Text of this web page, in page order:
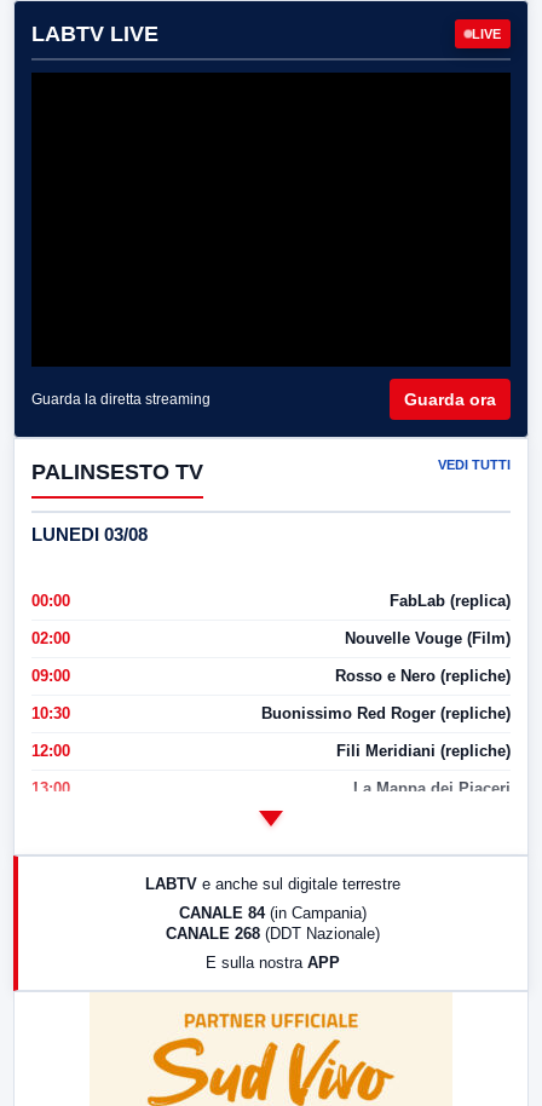
LABTV LIVE LIVE
Guarda la diretta streaming Guarda ora
PALINSESTO TV VEDI TUTTI
LUNEDI 03/08
00:00 FabLab (replica)
02:00 Nouvelle Vouge (Film)
09:00 Rosso e Nero (repliche)
10:30 Buonissimo Red Roger (repliche)
12:00 Fili Meridiani (repliche)
13:00 La Mappa dei Piaceri
LABTV e anche sul digitale terrestre
CANALE 84 (in Campania)
CANALE 268 (DDT Nazionale)
E sulla nostra APP